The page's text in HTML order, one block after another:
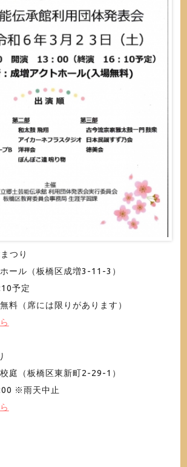
つり
ール（板橋区成増3-11-3）
予定
料（席には限りがあります）
庭（板橋区東新町2-29-1）
※雨天中止